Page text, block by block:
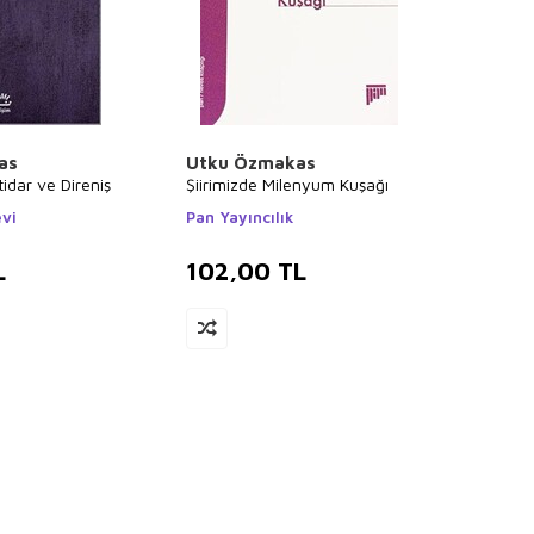
ve Direniş
Utku Özmakas
Şiirimizde Milenyum Kuşağı
Pan Yayıncılık
102,00 TL